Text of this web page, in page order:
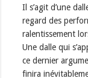
Il s’agit d’une
regard des
ralentissement
Une dalle qui
ce dernier
finira